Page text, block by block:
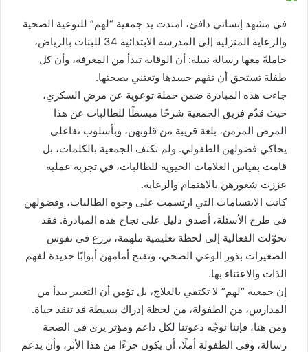
في مشهد إنساني دافئ، امتدت يد جمعية “لهم” للتوعية الصحية
والرعاية المنزلية إلى المدرسة الابتدائية 34 للبنات بالرياض،
حاملةً معها رسالة نبيلة: أن الوقاية تبدأ من المعرفة، وأن كل
طفلة تستحق أن تفهم جسدها وتعتني بصحتها.
جاءت هذه المبادرة ضمن حملة توعوية عن مرض السكري،
حيث قدّم فريق الجمعية شرحًا مبسطًا للطالبات عن هذا
المرض المزمن، بلغة قريبة من قلوبهن، وبأسلوب تفاعلي
يحاكي فضولهن الطفولي. ولم تكتف الجمعية بالكلمات، بل
قامت بقياس العلامات الحيوية للطالبات، في تجربة عملية
عززت شعورهن بالاهتمام والرعاية.
كانت الابتسامات التي ارتسمت على وجوه الطالبات، وفضولهن
في طرح الأسئلة، أصدق دليل على نجاح هذه المبادرة. فقد
تحوّلت الفعالية إلى لحظة تعليمية ملهمة، تزرع في نفوس
الصغيرات بذور الوعي الصحي، وتفتح أمامهن أبوابًا جديدة لفهم
الذات والاعتناء بها.
إن جمعية “لهم” لا تكتفي بالعلاج، بل تؤمن أن التغيير يبدأ من
المدارس، من الطفولة، من لحظة إدراك بسيطة قد تنقذ حياة.
ومن هنا، فإننا نوجّه دعوتنا لكل داعم ومؤثر يرى في الصحة
رسالة، وفي الطفولة أملًا، أن يكون جزءًا من هذا الأثر، وأن يدعم